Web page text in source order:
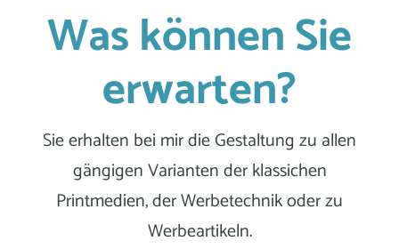
Was können Sie
erwarten?
Sie erhalten bei mir die Gestaltung zu allen
gängigen Varianten der klassichen
Printmedien, der Werbetechnik oder zu
Werbeartikeln.